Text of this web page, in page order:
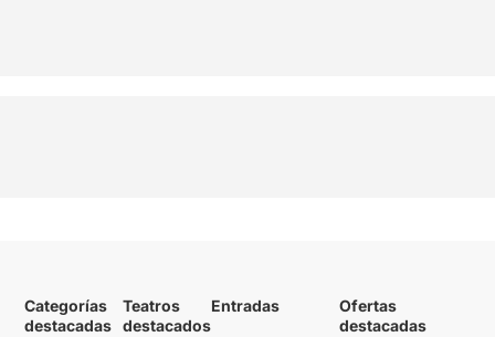
Categorías
destacadas
Teatros
destacados
Entradas
Ofertas
destacadas